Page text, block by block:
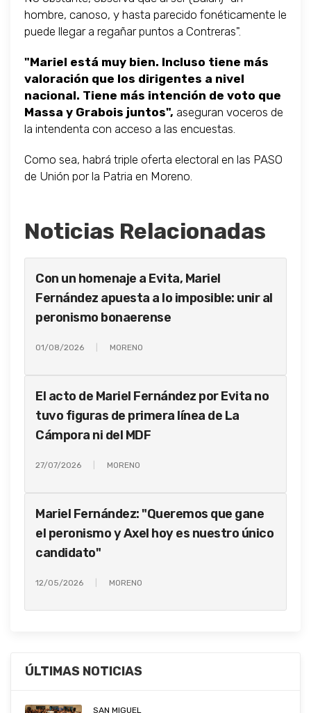
hombre, canoso, y hasta parecido fonéticamente le
puede llegar a regañar puntos a Contreras".
"Mariel está muy bien. Incluso tiene más
valoración que los dirigentes a nivel
nacional. Tiene más intención de voto que
Massa y Grabois juntos", aseguran voceros de
la intendenta con acceso a las encuestas.
Como sea, habrá triple oferta electoral en las PASO
de Unión por la Patria en Moreno.
Noticias Relacionadas
Con un homenaje a Evita, Mariel
Fernández apuesta a lo imposible: unir al
peronismo bonaerense
01/08/2026 MORENO
El acto de Mariel Fernández por Evita no
tuvo figuras de primera línea de La
Cámpora ni del MDF
27/07/2026 MORENO
Mariel Fernández: "Queremos que gane
el peronismo y Axel hoy es nuestro único
candidato"
12/05/2026 MORENO
ÚLTIMAS NOTICIAS
SAN MIGUEL